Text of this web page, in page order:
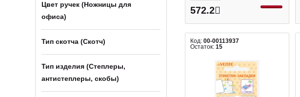
Цвет ручек (Ножницы для
офиса)
Тип скотча (Скотч)
Тип изделия (Степлеры,
антистеплеры, скобы)
572.2
Код: 00-00113937
Остаток: 15